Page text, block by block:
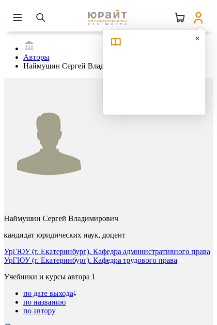
Авторы
Наймушин Сергей Владимирович
Наймушин Сергей Владимирович
кандидат юридических наук, доцент
УрГЮУ (г. Екатеринбург). Кафедра административного права
УрГЮУ (г. Екатеринбург). Кафедра трудового права
Учебники и курсы автора 1
по дате выхода
по названию
по автору